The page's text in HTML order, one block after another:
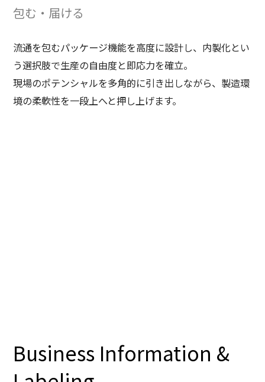
包む・届ける
流通を包むパッケージ機能を高度に設計し、内製化とい
う選択肢で生産の自由度と即応力を確立。
現場のポテンシャルを多角的に引き出しながら、製造環
境の柔軟性を一段上へと押し上げます。
Business Information &